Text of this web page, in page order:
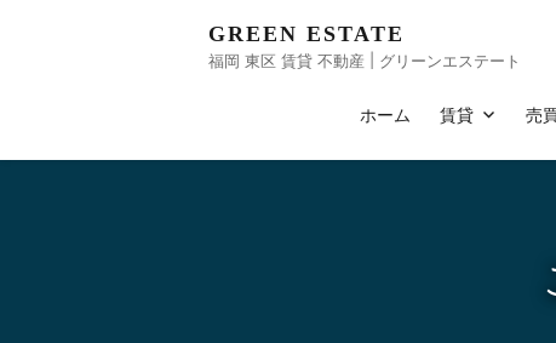
GREEN ESTATE
福岡 東区 賃貸 不動産 | グリーンエステート
ホーム 賃貸 売
申込・契約情報 ご契約